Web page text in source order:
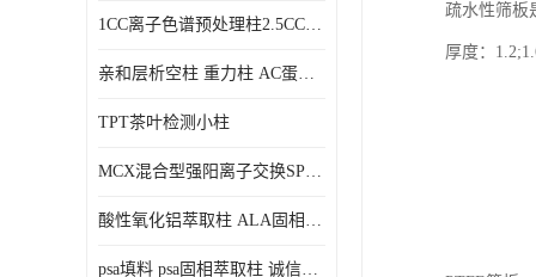
1CC离子色谱预处理柱2.5CC 50支/盒
亲和层析空柱 重力柱 AC蛋白纯化柱 蛋白层析柱
TPT茶叶检测小柱
MCX混合型强阳离子交换SPE柱60mg/3ml
酸性氧化铝萃取柱 ALA固相萃取柱
psa填料 psa固相萃取柱 诚信经营 来电咨询
疏水性筛板
厚度：